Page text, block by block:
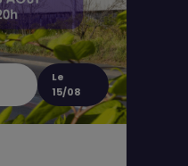
Le
15/08